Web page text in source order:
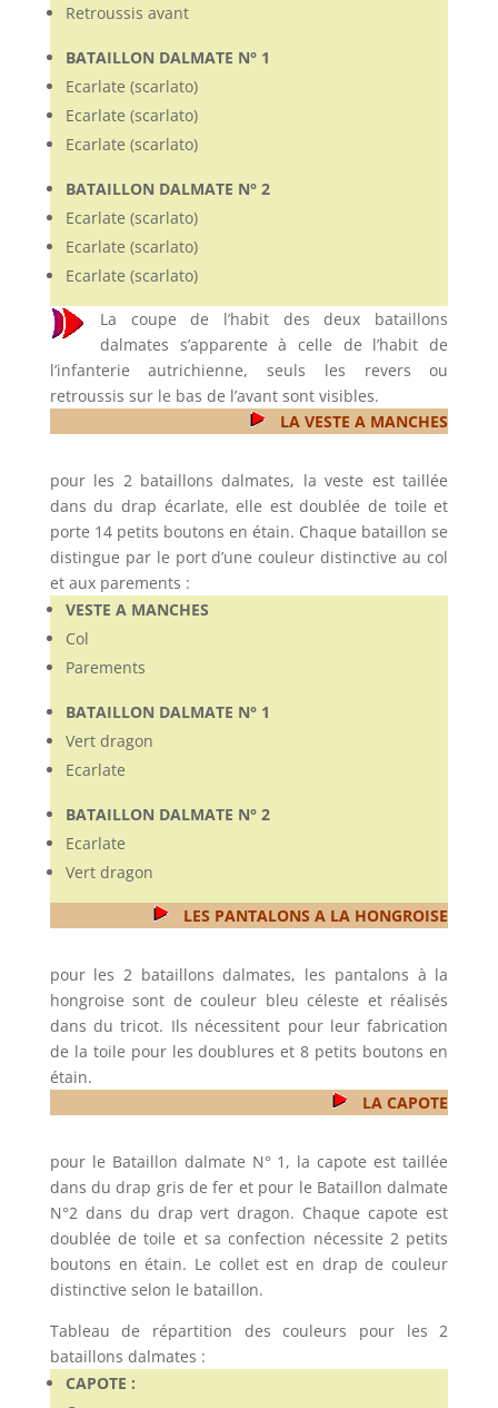
Retroussis avant
BATAILLON DALMATE N° 1
Ecarlate (scarlato)
Ecarlate (scarlato)
Ecarlate (scarlato)
BATAILLON DALMATE N° 2
Ecarlate (scarlato)
Ecarlate (scarlato)
Ecarlate (scarlato)
La coupe de l’habit des deux bataillons
dalmates s’apparente à celle de l’habit de
l’infanterie autrichienne, seuls les revers ou
retroussis sur le bas de l’avant sont visibles.
LA VESTE A MANCHES
pour les 2 bataillons dalmates, la veste est taillée
dans du drap écarlate, elle est doublée de toile et
porte 14 petits boutons en étain. Chaque bataillon se
distingue par le port d’une couleur distinctive au col
et aux parements :
VESTE A MANCHES
Col
Parements
BATAILLON DALMATE N° 1
Vert dragon
Ecarlate
BATAILLON DALMATE N° 2
Ecarlate
Vert dragon
LES PANTALONS A LA HONGROISE
pour les 2 bataillons dalmates, les pantalons à la
hongroise sont de couleur bleu céleste et réalisés
dans du tricot. Ils nécessitent pour leur fabrication
de la toile pour les doublures et 8 petits boutons en
étain.
LA CAPOTE
pour le Bataillon dalmate N° 1, la capote est taillée
dans du drap gris de fer et pour le Bataillon dalmate
N°2 dans du drap vert dragon. Chaque capote est
doublée de toile et sa confection nécessite 2 petits
boutons en étain. Le collet est en drap de couleur
distinctive selon le bataillon.
Tableau de répartition des couleurs pour les 2
bataillons dalmates :
CAPOTE :